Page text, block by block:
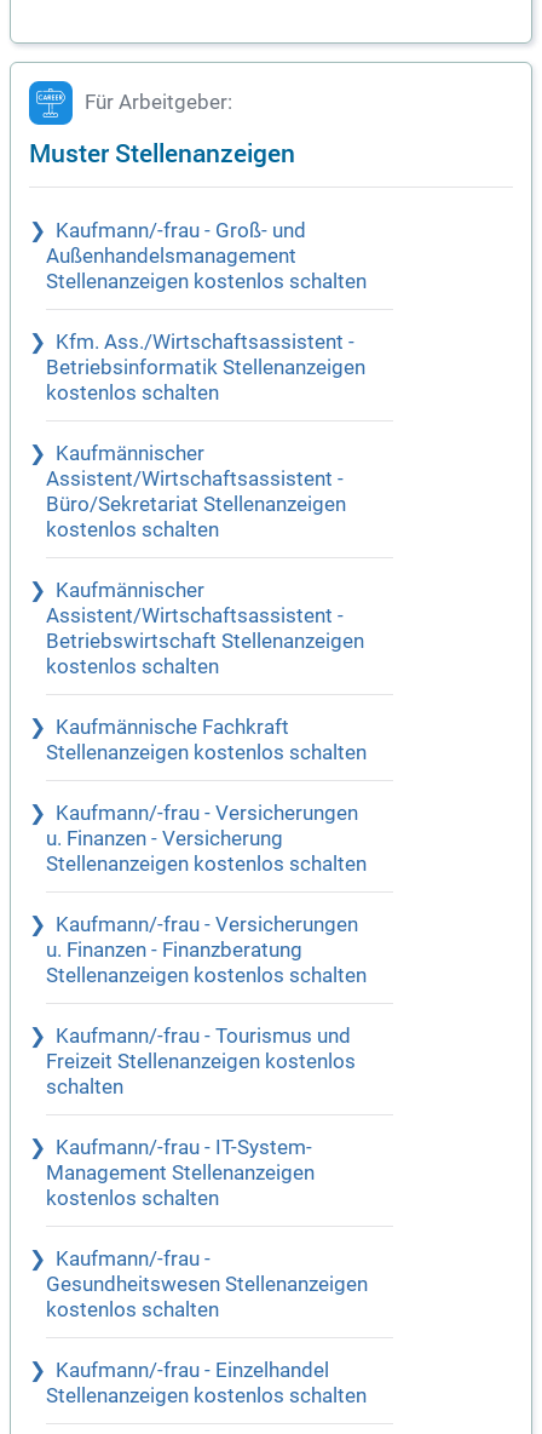
Für Arbeitgeber:
Muster Stellenanzeigen
Kaufmann/-frau - Groß- und
Außenhandelsmanagement
Stellenanzeigen kostenlos schalten
Kfm. Ass./Wirtschaftsassistent -
Betriebsinformatik Stellenanzeigen
kostenlos schalten
Kaufmännischer
Assistent/Wirtschaftsassistent -
Büro/Sekretariat Stellenanzeigen
kostenlos schalten
Kaufmännischer
Assistent/Wirtschaftsassistent -
Betriebswirtschaft Stellenanzeigen
kostenlos schalten
Kaufmännische Fachkraft
Stellenanzeigen kostenlos schalten
Kaufmann/-frau - Versicherungen
u. Finanzen - Versicherung
Stellenanzeigen kostenlos schalten
Kaufmann/-frau - Versicherungen
u. Finanzen - Finanzberatung
Stellenanzeigen kostenlos schalten
Kaufmann/-frau - Tourismus und
Freizeit Stellenanzeigen kostenlos
schalten
Kaufmann/-frau - IT-System-
Management Stellenanzeigen
kostenlos schalten
Kaufmann/-frau -
Gesundheitswesen Stellenanzeigen
kostenlos schalten
Kaufmann/-frau - Einzelhandel
Stellenanzeigen kostenlos schalten